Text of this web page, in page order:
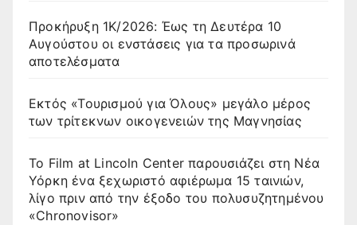
Προκήρυξη 1Κ/2026: Έως τη Δευτέρα 10
Αυγούστου οι ενστάσεις για τα προσωρινά
αποτελέσματα
Εκτός «Τουρισμού για Όλους» μεγάλο μέρος
των τρίτεκνων οικογενειών της Μαγνησίας
Το Film at Lincoln Center παρουσιάζει στη Νέα
Υόρκη ένα ξεχωριστό αφιέρωμα 15 ταινιών,
λίγο πριν από την έξοδο του πολυσυζητημένου
«Chronovisor»